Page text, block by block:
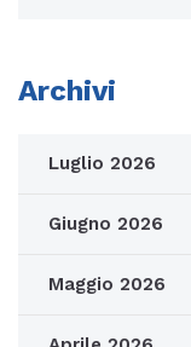
Archivi
Luglio 2026
Giugno 2026
Maggio 2026